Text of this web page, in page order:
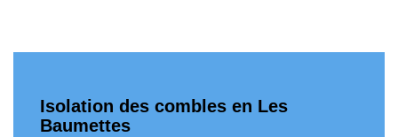
Isolation des combles en Les
Baumettes